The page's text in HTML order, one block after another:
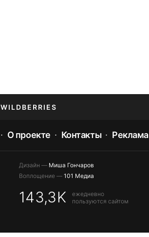
О проекте Контакты Реклама
Дизайн — Миша Гончаров
Воплощение — 101 Медиа
143,3K
ежедневно
пользуются сайтом